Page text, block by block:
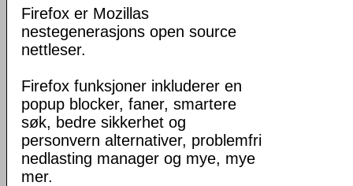
Firefox er Mozillas
nestegenerasjons open source
nettleser.
Firefox funksjoner inkluderer en
popup blocker, faner, smartere
søk, bedre sikkerhet og
personvern alternativer, problemfri
nedlasting manager og mye, mye
mer.